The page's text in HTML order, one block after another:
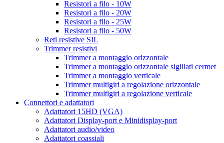
Resistori a filo - 10W
Resistori a filo - 20W
Resistori a filo - 25W
Resistori a filo - 50W
Reti resistive SIL
Trimmer resistivi
Trimmer a montaggio orizzontale
Trimmer a montaggio orizzontale sigillati cermet
Trimmer a montaggio verticale
Trimmer multigiri a regolazione orizzontale
Trimmer multigiri a regolazione verticale
Connettori e adattatori
Adattatori 15HD (VGA)
Adattatori Display-port e Minidisplay-port
Adattatori audio/video
Adattatori coassiali